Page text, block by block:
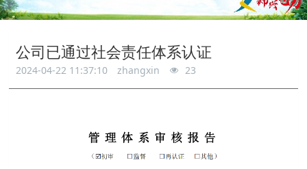
公司已通过社会责任体系认证
2024-04-22 11:37:10 zhangxin 23